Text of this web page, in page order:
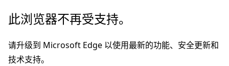
跳
主
要
此浏览器不再受支持。
请升级到 Microsoft Edge 以使用最新的功能、安全更新和
技术支持。